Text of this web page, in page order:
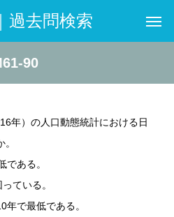
過去問検索
90
年）の人口動態統計における日
である。
ている。
年で最低である。